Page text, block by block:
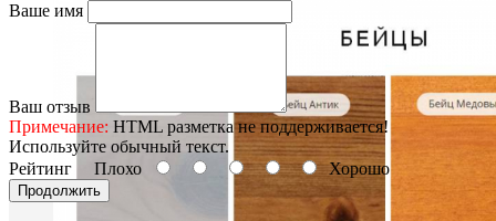
Ваше имя
Ваш отзыв
Примечание: HTML разметка не поддерживается!
Используйте обычный текст.
Рейтинг Плохо Хорошо
Продолжить